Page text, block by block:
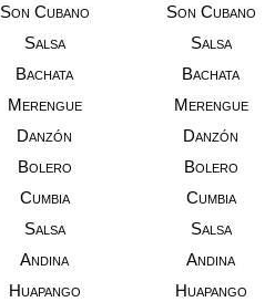
Son Cubano Son Cubano
Salsa Salsa
Bachata Bachata
Merengue Merengue
Danzón Danzón
Bolero Bolero
Cumbia Cumbia
Salsa Salsa
Andina Andina
Huapango Huapango